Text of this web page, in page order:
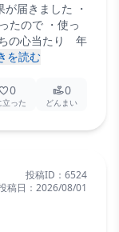
届きました ・
たので ・使っ
の心当たり 年
を読む
0
立った
0
どんまい
投稿ID： 6524
稿日： 2026/08/01